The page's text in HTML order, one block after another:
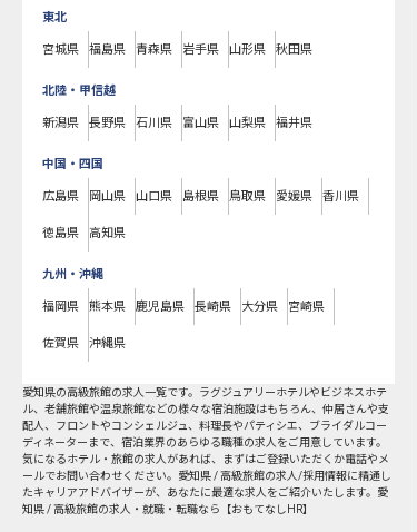
東北
宮城県 福島県 青森県 岩手県 山形県 秋田県
北陸・甲信越
新潟県 長野県 石川県 富山県 山梨県 福井県
中国・四国
広島県 岡山県 山口県 島根県 鳥取県 愛媛県 香川県
徳島県 高知県
九州・沖縄
福岡県 熊本県 鹿児島県 長崎県 大分県 宮崎県
佐賀県 沖縄県
愛知県の高級旅館の求人一覧です。ラグジュアリーホテルやビジネスホテ
ル、老舗旅館や温泉旅館などの様々な宿泊施設はもちろん、仲居さんや支
配人、フロントやコンシェルジュ、料理長やパティシエ、ブライダルコー
ディネーターまで、宿泊業界のあらゆる職種の求人をご用意しています。
気になるホテル・旅館の求人があれば、まずはご登録いただくか電話やメ
ールでお問い合わせください。愛知県 / 高級旅館の求人/採用情報に精通し
たキャリアアドバイザーが、あなたに最適な求人をご紹介いたします。愛
知県 / 高級旅館の求人・就職・転職なら【おもてなしHR】